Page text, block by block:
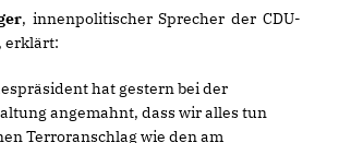
, innenpolitischer Sprecher der CDU-
erklärt:
hat gestern bei der
angemahnt, dass wir alles tun
Terroranschlag wie den am